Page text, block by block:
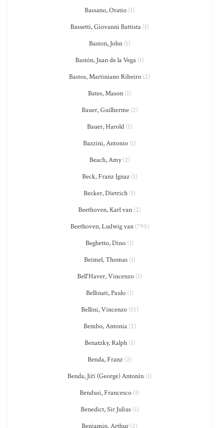
Bassano, Oratio (1)
Bassetti, Giovanni Battista (1)
Baston, John (1)
Bastón, Juan de la Vega (1)
Bastos, Martiniano Ribeiro (2)
Bates, Mason (1)
Bauer, Guilherme(2)
Bauer, Harold (1)
Bazzini, Antonio (1)
Beach, Amy(2)
Beck, Franz Ignaz(1)
Becker, Dietrich (1)
Beethoven, Karl van (2)
Beethoven, Ludwig van(795)
Beghetto, Dino (1)
Beimel, Thomas(1)
Bell'Haver, Vincenzo (1)
Bellinati, Paulo(1)
Bellini, Vincenzo(15)
Bembo, Antonia(2)
Benatzky, Ralph(1)
Benda, Franz (2)
Benda, Jiří (George) Antonín (1)
Bendusi, Francesco (1)
Benedict, Sir Julius(1)
Benjamin, Arthur (2)